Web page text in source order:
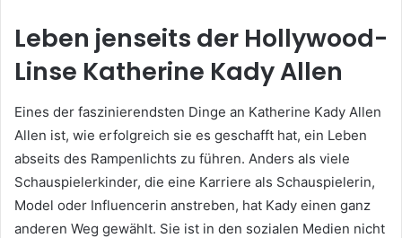
Leben jenseits der Hollywood-
Linse Katherine Kady Allen
Eines der faszinierendsten Dinge an Katherine Kady Allen
Allen ist, wie erfolgreich sie es geschafft hat, ein Leben
abseits des Rampenlichts zu führen. Anders als viele
Schauspielerkinder, die eine Karriere als Schauspielerin,
Model oder Influencerin anstreben, hat Kady einen ganz
anderen Weg gewählt. Sie ist in den sozialen Medien nicht